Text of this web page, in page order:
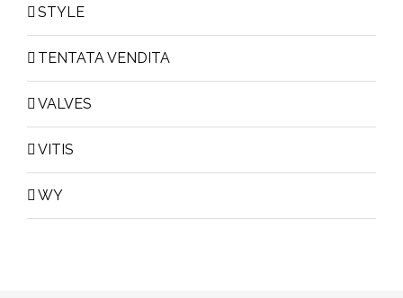
STYLE
TENTATA VENDITA
VALVES
VITIS
WY